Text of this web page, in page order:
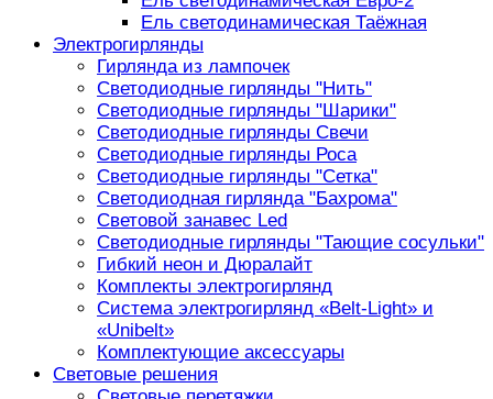
Ель светодинамическая Таёжная
Электрогирлянды
Гирлянда из лампочек
Светодиодные гирлянды "Нить"
Светодиодные гирлянды "Шарики"
Светодиодные гирлянды Свечи
Светодиодные гирлянды Роса
Светодиодные гирлянды "Сетка"
Светодиодная гирлянда "Бахрома"
Световой занавес Led
Светодиодные гирлянды "Тающие сосульки"
Гибкий неон и Дюралайт
Комплекты электрогирлянд
Система электрогирлянд «Belt-Light» и
«Unibelt»
Комплектующие аксессуары
Световые решения